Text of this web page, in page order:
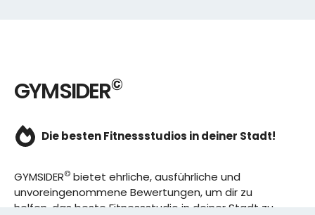
GYMSIDER©
Die besten Fitnessstudios in deiner Stadt!
GYMSIDER© bietet ehrliche, ausführliche und
unvoreingenommene Bewertungen, um dir zu
helfen, das beste Fitnessstudio in deiner Stadt zu